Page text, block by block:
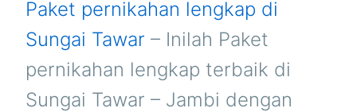
Paket pernikahan lengkap di
Sungai Tawar – Inilah Paket
pernikahan lengkap terbaik di
Sungai Tawar – Jambi dengan